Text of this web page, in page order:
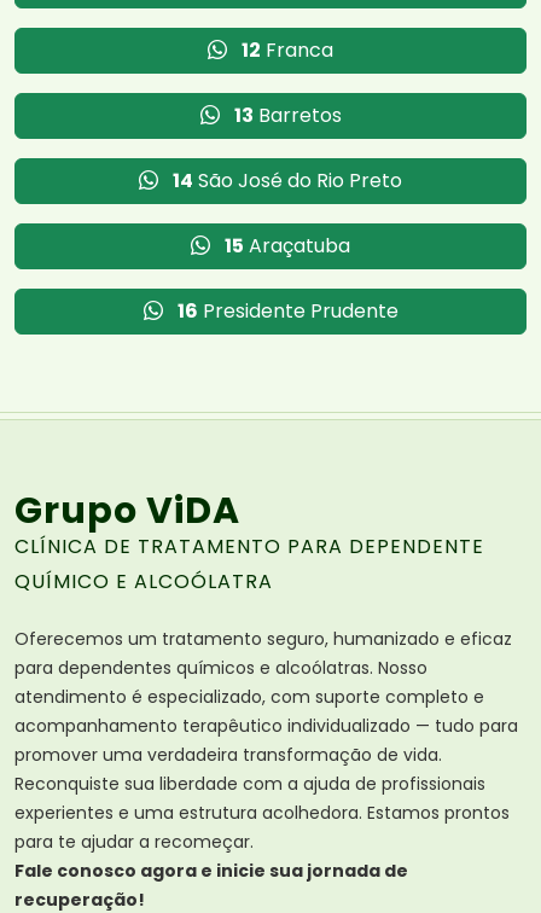
12 Franca
13 Barretos
14 São José do Rio Preto
15 Araçatuba
16 Presidente Prudente
Grupo ViDA
CLÍNICA DE TRATAMENTO PARA DEPENDENTE
QUÍMICO E ALCOÓLATRA
Oferecemos um tratamento seguro, humanizado e eficaz
para dependentes químicos e alcoólatras. Nosso
atendimento é especializado, com suporte completo e
acompanhamento terapêutico individualizado — tudo para
promover uma verdadeira transformação de vida.
Reconquiste sua liberdade com a ajuda de profissionais
experientes e uma estrutura acolhedora. Estamos prontos
para te ajudar a recomeçar.
Fale conosco agora e inicie sua jornada de
recuperação!